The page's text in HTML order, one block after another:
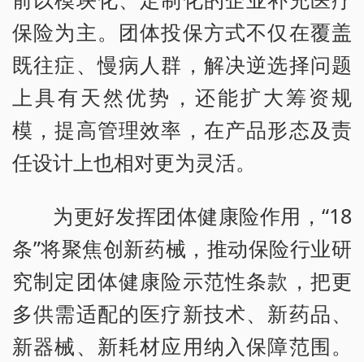
保险为主。团体投保方式不仅在覆盖
既往症、慢病人群，解决逆选择问题
上具有天然优势，还能扩大筹资规
模，提高管理效率，在产品形态及责
任设计上也相对更为灵活。
为更好发挥团体健康险作用，“18
条”将聚焦创新药械，推动保险行业研
究制定团体健康险示范性条款，把更
多供需适配的医疗新技术、新药品、
新器械、新耗材应用纳入保障范围。